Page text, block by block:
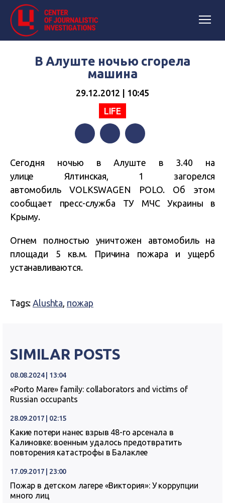
В Алуште ночью сгорела
машина
29.12.2012 | 10:45
LIFE
Сегодня ночью в Алуште в 3.40 на
улице Ялтинская, 1 загорелся
автомобильVOLKSWAGEN POLO. Об этом
сообщает пресс-служба ТУ МЧС Украины в
Крыму.
Огнем полностью уничтожен автомобиль на
площади 5 кв.м.
Причина пожара и ущерб
устанавливаются.
Tags:Alushta, пожар
SIMILAR POSTS
08.08.2024 | 13:04
«Porto Mare» family: collaborators and victims of
Russian occupants
28.09.2017 | 02:15
Какие потери нанес взрыв 48-го арсенала в
Калиновке: военным удалось предотвратить
повторения катастрофы в Балаклее
17.09.2017 | 23:00
Пожар в детском лагере «Виктория»: У коррупции
много лиц